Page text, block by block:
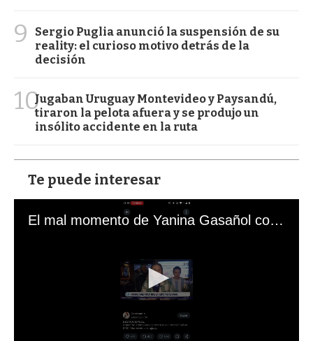
9
Sergio Puglia anunció la suspensión de su
reality: el curioso motivo detrás de la
decisión
10Jugaban Uruguay Montevideo y Paysandú,
tiraron la pelota afuera y se produjo un
insólito accidente en la ruta
Te puede interesar
El mal momento de Yanina Gasañol con un hincha argentino en "Subrayado"